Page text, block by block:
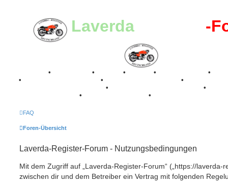
Laverda-Register -
• • • • •
•
•
•
•
•
• •
FAQ
Foren-Übersicht
Laverda-Register-Forum - Nutzungsbedingungen
Mit dem Zugriff auf „Laverda-Register-Forum“ („https://laverda-
zwischen dir und dem Betreiber ein Vertrag mit folgenden